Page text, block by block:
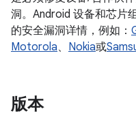
洞。Android 设备和芯片
的安全漏洞详情，例如：
Motorola、 Nokia或
版本